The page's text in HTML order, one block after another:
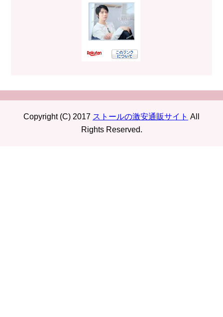
Copyright (C) 2017 ストールの激安通販サイト All
Rights Reserved.